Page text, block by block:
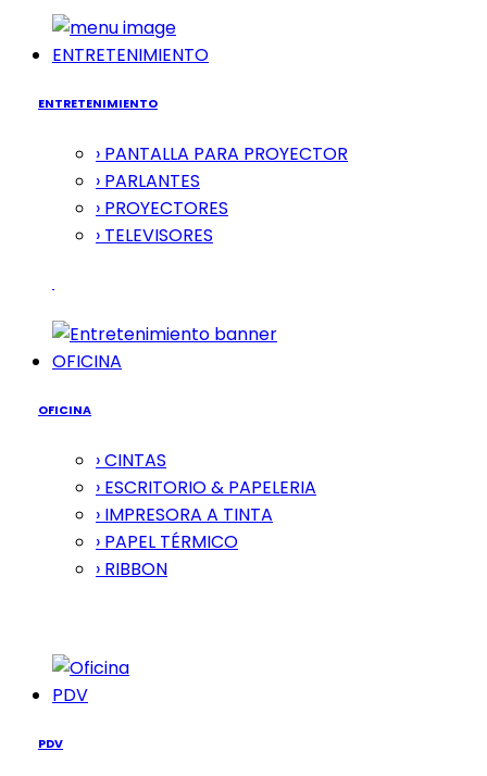
ENTRETENIMIENTO
ENTRETENIMIENTO
› PANTALLA PARA PROYECTOR
› PARLANTES
› PROYECTORES
› TELEVISORES
OFICINA
OFICINA
› CINTAS
› ESCRITORIO & PAPELERIA
› IMPRESORA A TINTA
› PAPEL TÉRMICO
› RIBBON
PDV
PDV